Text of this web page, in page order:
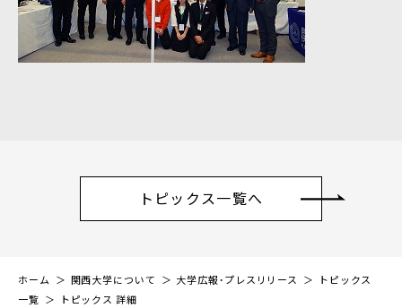
トピックス一覧へ
ホーム 関西大学について 大学広報・プレスリリース
トピックス
一覧
トピックス 詳細